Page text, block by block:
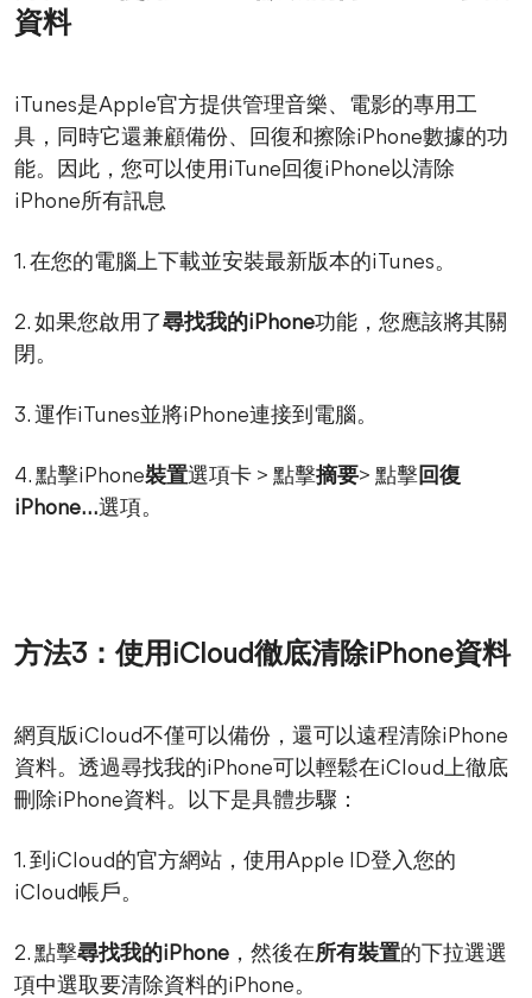
資料
iTunes是Apple官方提供管理音樂、電影的專用工
具，同時它還兼顧備份、回復和擦除iPhone數據的功
能。因此，您可以使用iTune回復iPhone以清除
iPhone所有訊息
1. 在您的電腦上下載並安裝最新版本的iTunes。
2. 如果您啟用了尋找我的iPhone功能，您應該將其關
閉。
3. 運作iTunes並將iPhone連接到電腦。
4. 點擊iPhone裝置選項卡 > 點擊摘要> 點擊回復
iPhone...選項。
方法3：使用iCloud徹底清除iPhone資料
網頁版iCloud不僅可以備份，還可以遠程清除iPhone
資料。透過尋找我的iPhone可以輕鬆在iCloud上徹底
刪除iPhone資料。以下是具體步驟：
1. 到iCloud的官方網站，使用Apple ID登入您的
iCloud帳戶。
2. 點擊尋找我的iPhone ，然後在所有裝置的下拉選選
項中選取要清除資料的iPhone。